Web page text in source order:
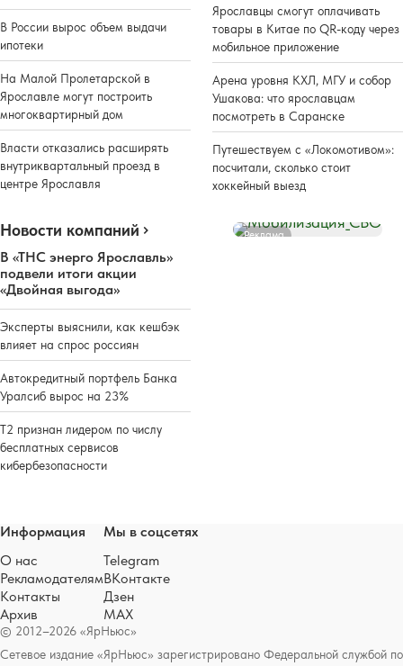
В России вырос объем выдачи
ипотеки
На Малой Пролетарской в
Ярославле могут построить
многоквартирный дом
Власти отказались расширять
внутриквартальный проезд в
центре Ярославля
Ярославцы смогут оплачивать
товары в Китае по QR-коду через
мобильное приложение
Арена уровня КХЛ, МГУ и собор
Ушакова: что ярославцам
посмотреть в Саранске
Путешествуем с «Локомотивом»:
посчитали, сколько стоит
хоккейный выезд
Новости компаний
В «ТНС энерго Ярославль»
подвели итоги акции
«Двойная выгода»
Эксперты выяснили, как кешбэк
влияет на спрос россиян
Автокредитный портфель Банка
Уралсиб вырос на 23%
Т2 признан лидером по числу
бесплатных сервисов
кибербезопасности
Реклама
© 2012–2026 «ЯрНьюс»
Сетевое издание «ЯрНьюс» зарегистрировано Федеральной службой по
Информация
О нас
Рекламодателям
Контакты
Архив
Мы в соцсетях
Telegram
ВКонтакте
Дзен
MAX